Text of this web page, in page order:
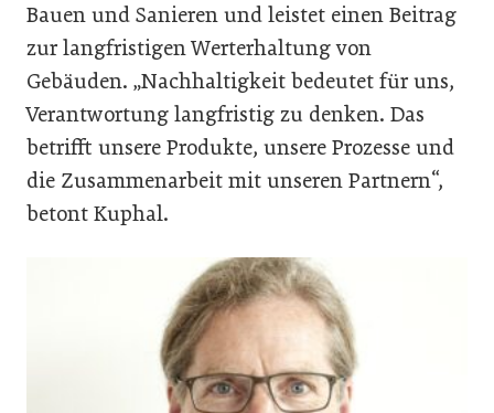
Bauen und Sanieren und leistet einen Beitrag
zur langfristigen Werterhaltung von
Gebäuden. „Nachhaltigkeit bedeutet für uns,
Verantwortung langfristig zu denken. Das
betrifft unsere Produkte, unsere Prozesse und
die Zusammenarbeit mit unseren Partnern“,
betont Kuphal.